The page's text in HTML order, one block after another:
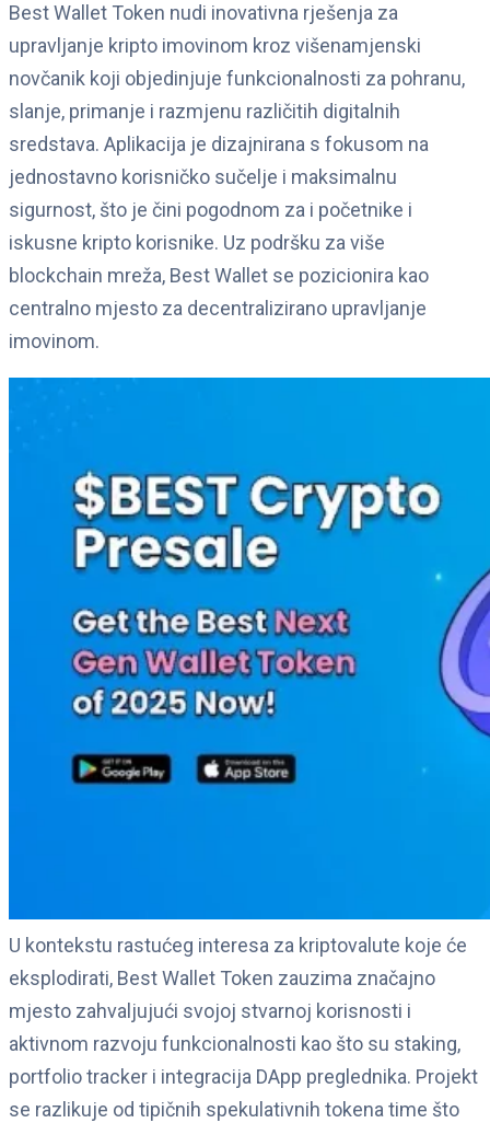
Best Wallet Token nudi inovativna rješenja za
upravljanje kripto imovinom kroz višenamjenski
novčanik koji objedinjuje funkcionalnosti za pohranu,
slanje, primanje i razmjenu različitih digitalnih
sredstava. Aplikacija je dizajnirana s fokusom na
jednostavno korisničko sučelje i maksimalnu
sigurnost, što je čini pogodnom za i početnike i
iskusne kripto korisnike. Uz podršku za više
blockchain mreža, Best Wallet se pozicionira kao
centralno mjesto za decentralizirano upravljanje
imovinom.
U kontekstu rastućeg interesa za kriptovalute koje će
eksplodirati, Best Wallet Token zauzima značajno
mjesto zahvaljujući svojoj stvarnoj korisnosti i
aktivnom razvoju funkcionalnosti kao što su staking,
portfolio tracker i integracija DApp preglednika. Projekt
se razlikuje od tipičnih spekulativnih tokena time što